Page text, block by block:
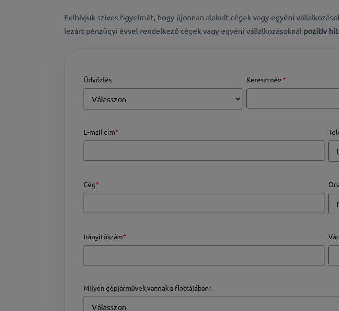
Felhívjuk szíves figyelmét, hogy újonnan alakult cégek vagy egyéni
lezárt pénzügyi évvel rendelkező cégek vagy egyéni vállalkozásoknál pozitív
Üdvözlés Keresztnév*
E-mail cím*
Cég*
Irányítószám*
Milyen gépjárművek vannak a flottájában?